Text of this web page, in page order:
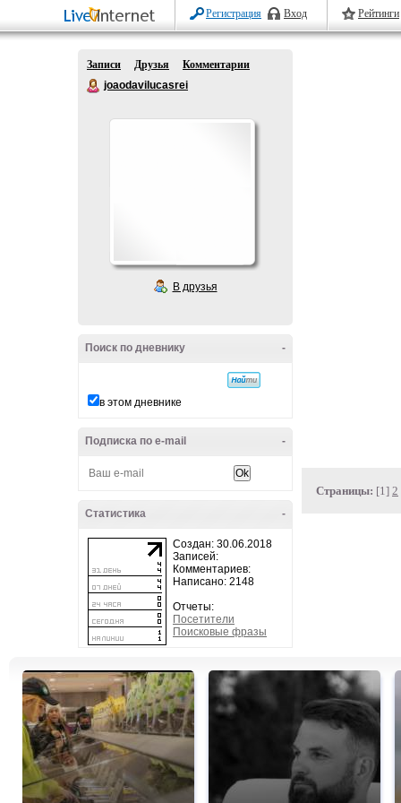
Регистрация Вход Рейтинги
Записи Друзья
Комментарии
joaodavilucasrei
В друзья
-
Поиск по дневнику
в этом дневнике
-
Подписка по e-mail
-
Статистика
Создан: 30.06.2018
Записей:
Комментариев:
Написано: 2148
Отчеты:
Посетители
Поисковые фразы
Страницы: [1] 2